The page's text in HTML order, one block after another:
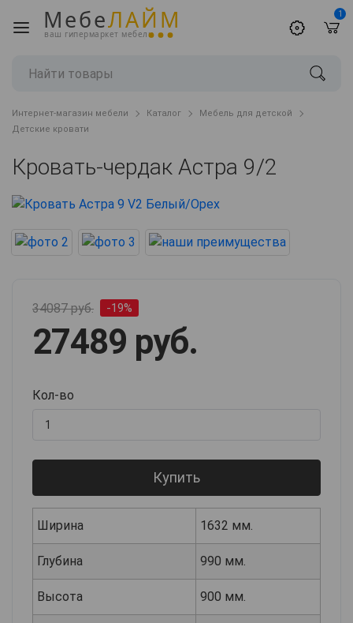
МебеЛАЙМ
ваш гипермаркет мебели
1
Интернет-магазин мебели Каталог
Мебель для детской
Детские кровати
Кровать-чердак Астра 9/2
34087 руб. -19%
27489 руб.
Кол-во
Купить
Ширина 1632 мм.
Глубина 990 мм.
Высота 900 мм.